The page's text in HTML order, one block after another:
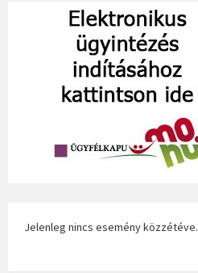
Jelenleg nincs esemény közzétéve.